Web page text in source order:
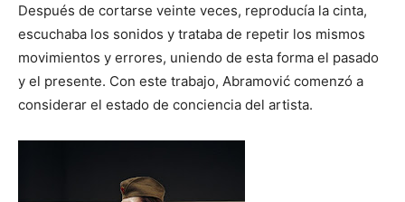
Después de cortarse veinte veces, reproducía la cinta,
escuchaba los sonidos y trataba de repetir los mismos
movimientos y errores, uniendo de esta forma el pasado
y el presente. Con este trabajo, Abramović comenzó a
considerar el estado de conciencia del artista.